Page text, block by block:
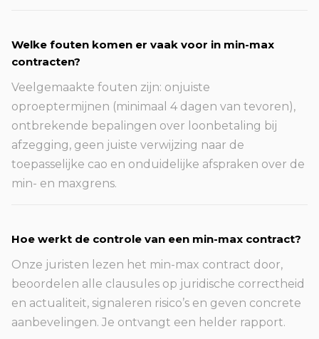
Welke fouten komen er vaak voor in min-max
contracten?
Veelgemaakte fouten zijn: onjuiste
oproeptermijnen (minimaal 4 dagen van tevoren),
ontbrekende bepalingen over loonbetaling bij
afzegging, geen juiste verwijzing naar de
toepasselijke cao en onduidelijke afspraken over de
min- en maxgrens.
Hoe werkt de controle van een min-max contract?
Onze juristen lezen het min-max contract door,
beoordelen alle clausules op juridische correctheid
en actualiteit, signaleren risico’s en geven concrete
aanbevelingen. Je ontvangt een helder rapport.